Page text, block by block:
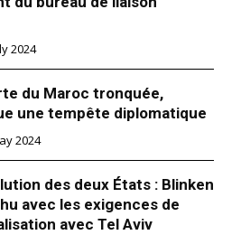
2024
du Maroc tronquée,
une tempête diplomatique
2024
des deux États : Blinken
avec les exigences de
avec Tel Aviv